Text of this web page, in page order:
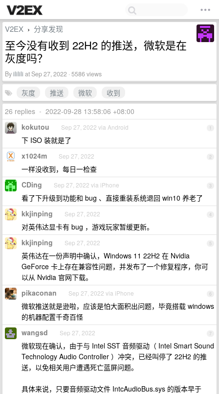
V2EX › 分享发现
至今没有收到 22H2 的推送，微软是在
灰度吗？
Byililili at Sep 27, 2022 · 5586 views
灰度 推送 微软
收到
26 replies • 2022-09-28 13:58:06 +08:00
1
kokutou Sep 27, 2022 via Android
下 ISO 装就是了
2
x1024m Sep 27, 2022
一样没收到，每日一检查
3
CDing Sep 27, 2022 via iPhone
看了下升级到功能和 bug 、直接重装系统退回 win10 养老了
4
kkjinping Sep 27, 2022
对英伟达显卡有 bug ，游戏玩家暂缓更新。
5
kkjinping Sep 27, 2022
英伟达在一份声明中确认，Windows 11 22H2 在 Nvidia
GeForce 卡上存在兼容性问题，并发布了一个修复程序，你可
以从 Nvidia 官网下载。
6
pikaconan Sep 27, 2022 via iPhone
微软推送就是逊啦，应该是怕大面积出问题，毕竟搭载 windows
的机器配置千奇百怪
7
wangsd Sep 27, 2022
微软现在确认，由于与 Intel SST 音频驱动（ Intel Smart Sound
Technology Audio Controller ）冲突，已经叫停了 22H2 的推
送，以免相关用户遭遇死亡蓝屏问题。
具体来说，只要音频驱动文件 IntcAudioBus.sys 的版本早于